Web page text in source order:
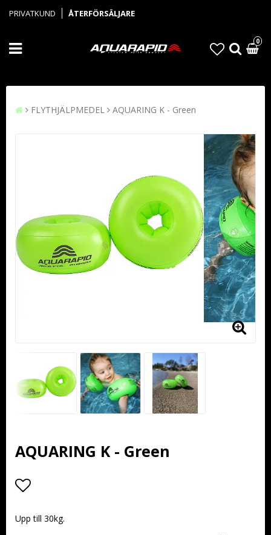
PRIVATKUND ÅTERFÖRSÄLJARE
0
FLYTHJÄLPMEDEL AQUARING K - Green
AQUARING K - Green
Upp till 30kg.